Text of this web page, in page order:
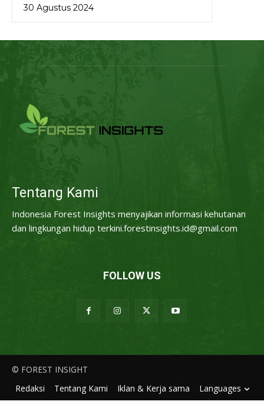
30 Agustus 2024
Tentang Kami
Indonesia Forest Insights menyajikan informasi kehutanan
dan lingkungan hidup terkini.forestinsights.id@gmail.com
FOLLOW US
© FOREST INSIGHT
Redaksi
Tentang Kami Iklan & Kerja sama Languages